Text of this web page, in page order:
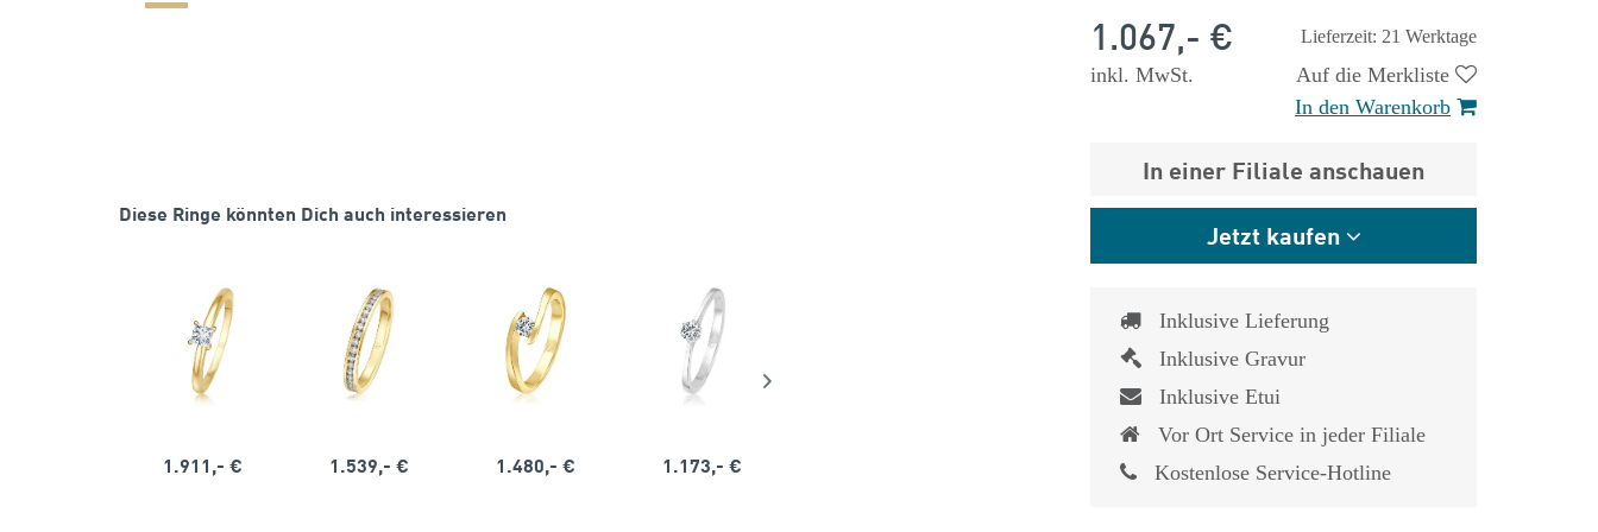
Diese Ringe könnten Dich auch interessieren
1.911,- € 1.539,- € 1.480,- € 1.173,- € 1.825,- €
Lieferzeit: 21 Werktage
1.067,- €
inkl. MwSt.
Auf die Merkliste
In den Warenkorb
In einer Filiale anschauen
Jetzt kaufen
Inklusive Lieferung
Inklusive Gravur
Inklusive Etui
Vor Ort Service in jeder Filiale
Kostenlose Service-Hotline